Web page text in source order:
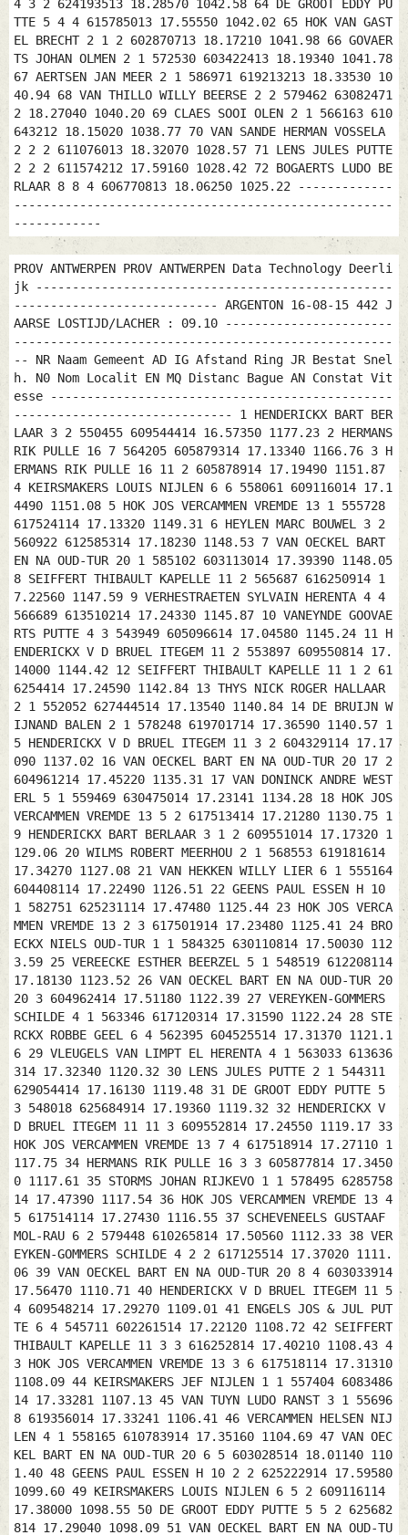
4 3 2 624193513 18.28570 1042.58 64 DE GROOT EDDY PU
TTE 5 4 4 615785013 17.55550 1042.02 65 HOK VAN GAST
EL BRECHT 2 1 2 602870713 18.17210 1041.98 66 GOVAER
TS JOHAN OLMEN 2 1 572530 603422413 18.19340 1041.78
67 AERTSEN JAN MEER 2 1 586971 619213213 18.33530 10
40.94 68 VAN THILLO WILLY BEERSE 2 2 579462 63082471
2 18.27040 1040.20 69 CLAES SOOI OLEN 2 1 566163 610
643212 18.15020 1038.77 70 VAN SANDE HERMAN VOSSELA
2 2 2 611076013 18.32070 1028.57 71 LENS JULES PUTTE
2 2 2 611574212 17.59160 1028.42 72 BOGAERTS LUDO BE
RLAAR 8 8 4 606770813 18.06250 1025.22 -------------
----------------------------------------------------
------------
PROV ANTWERPEN PROV ANTWERPEN Data Technology Deerlijk ----------------------------------------------------------------------------- ARGENTON 16-08-15 442 JAARSE LOSTIJD/LACHER : 09.10 ----------------------------------------------------------------------------- NR Naam Gemeent AD IG Afstand Ring JR Bestat Snelh. N0 Nom Localit EN MQ Distanc Bague AN Constat Vitesse ----------------------------------------------------------------------------- 1 HENDERICKX BART BERLAAR 3 2 550455 609544414 16.57350 1177.23 2 HERMANS RIK PULLE 16 7 564205 605879314 17.13340 1166.76 3 HERMANS RIK PULLE 16 11 2 605878914 17.19490 1151.87 4 KEIRSMAKERS LOUIS NIJLEN 6 6 558061 609116014 17.14490 1151.08 5 HOK JOS VERCAMMEN VREMDE 13 1 555728 617524114 17.13320 1149.31 6 HEYLEN MARC BOUWEL 3 2 560922 612585314 17.18230 1148.53 7 VAN OECKEL BART EN NA OUD-TUR 20 1 585102 603113014 17.39390 1148.05 8 SEIFFERT THIBAULT KAPELLE 11 2 565687 616250914 17.22560 1147.59 9 VERHESTRAETEN SYLVAIN HERENTA 4 4 566689 613510214 17.24330 1145.87 10 VANEYNDE GOOVAERTS PUTTE 4 3 543949 605096614 17.04580 1145.24 11 HENDERICKX V D BRUEL ITEGEM 11 2 553897 609550814 17.14000 1144.42 12 SEIFFERT THIBAULT KAPELLE 11 1 2 616254414 17.24590 1142.84 13 THYS NICK ROGER HALLAAR 2 1 552052 627444514 17.13540 1140.84 14 DE BRUIJN WIJNAND BALEN 2 1 578248 619701714 17.36590 1140.57 15 HENDERICKX V D BRUEL ITEGEM 11 3 2 604329114 17.17090 1137.02 16 VAN OECKEL BART EN NA OUD-TUR 20 17 2 604961214 17.45220 1135.31 17 VAN DONINCK ANDRE WESTERL 5 1 559469 630475014 17.23141 1134.28 18 HOK JOS VERCAMMEN VREMDE 13 5 2 617513414 17.21280 1130.75 19 HENDERICKX BART BERLAAR 3 1 2 609551014 17.17320 1129.06 20 WILMS ROBERT MEERHOU 2 1 568553 619181614 17.34270 1127.08 21 VAN HEKKEN WILLY LIER 6 1 555164 604408114 17.22490 1126.51 22 GEENS PAUL ESSEN H 10 1 582751 625231114 17.47480 1125.44 23 HOK JOS VERCAMMEN VREMDE 13 2 3 617501914 17.23480 1125.41 24 BROECKX NIELS OUD-TUR 1 1 584325 630110814 17.50030 1123.59 25 VEREECKE ESTHER BEERZEL 5 1 548519 612208114 17.18130 1123.52 26 VAN OECKEL BART EN NA OUD-TUR 20 20 3 604962414 17.51180 1122.39 27 VEREYKEN-GOMMERS SCHILDE 4 1 563346 617120314 17.31590 1122.24 28 STERCKX ROBBE GEEL 6 4 562395 604525514 17.31370 1121.16 29 VLEUGELS VAN LIMPT EL HERENTA 4 1 563033 613636314 17.32340 1120.32 30 LENS JULES PUTTE 2 1 544311 629054414 17.16130 1119.48 31 DE GROOT EDDY PUTTE 5 3 548018 625684914 17.19360 1119.32 32 HENDERICKX V D BRUEL ITEGEM 11 11 3 609552814 17.24550 1119.17 33 HOK JOS VERCAMMEN VREMDE 13 7 4 617518914 17.27110 1117.75 34 HERMANS RIK PULLE 16 3 3 605877814 17.34500 1117.61 35 STORMS JOHAN RIJKEVO 1 1 578495 628575814 17.47390 1117.54 36 HOK JOS VERCAMMEN VREMDE 13 4 5 617514114 17.27430 1116.55 37 SCHEVENEELS GUSTAAF MOL-RAU 6 2 579448 610265814 17.50560 1112.33 38 VEREYKEN-GOMMERS SCHILDE 4 2 2 617125514 17.37020 1111.06 39 VAN OECKEL BART EN NA OUD-TUR 20 8 4 603033914 17.56470 1110.71 40 HENDERICKX V D BRUEL ITEGEM 11 5 4 609548214 17.29270 1109.01 41 ENGELS JOS & JUL PUTTE 6 4 545711 602261514 17.22120 1108.72 42 SEIFFERT THIBAULT KAPELLE 11 3 3 616252814 17.40210 1108.43 43 HOK JOS VERCAMMEN VREMDE 13 3 6 617518114 17.31310 1108.09 44 KEIRSMAKERS JEF NIJLEN 1 1 557404 608348614 17.33281 1107.13 45 VAN TUYN LUDO RANST 3 1 556968 619356014 17.33241 1106.41 46 VERCAMMEN HELSEN NIJLEN 4 1 558165 610783914 17.35160 1104.69 47 VAN OECKEL BART EN NA OUD-TUR 20 6 5 603028514 18.01140 1101.40 48 GEENS PAUL ESSEN H 10 2 2 625222914 17.59580 1099.60 49 KEIRSMAKERS LOUIS NIJLEN 6 5 2 609116114 17.38000 1098.55 50 DE GROOT EDDY PUTTE 5 5 2 625682814 17.29040 1098.09 51 VAN OECKEL BART EN NA OUD-TUR 20 16 6 604960514 18.03440 1096.24 52 ANTONISSEN LEO NIEUWMO 4 3 579482 628884014 17.58510 1095.74 53 VAN GESTEL P J J RETIE 2 1 583866 619532614 18.03110 1095.06 54 HEYLEN MARC BOUWEL 3 1 2 612580314 17.42150 1095.02 55 HENDERICKX V D BRUEL ITEGEM 11 8 5 609552514 17.36020 1094.59 56 BELLENS ANDRE ZANDHOV 1 1 564284 623971714 17.45350 1094.46 57 HOK JOS VERCAMMEN VREMDE 13 8 7 617529514 17.37460 1094.46 58 VAN OECKEL BART EN NA OUD-TUR 20 9 7 603035214 18.05580 1091.68 59 GOVAERTS JOHAN OLMEN 4 1 572530 610263114 17.55400 1089.15 60 V.D.BERGH WIM KALMTHO 5 3 577799 629529614 18.01090 1087.83 61 HEYLEN EDMOND PULLE 7 3 560740 609912014 17.45430 1087.30 62 JOCHEMS-VAN HASSELT RIJKEVO 6 6 578929 617054014 18.03050 1086.00 63 VLAEMINCK MARC RAMSEL 2 1 552121 623609414 17.38309 1085.75 64 JOCHEMS-VAN HASSELT RIJKEVO 6 1 2 617042414 18.03140 1085.70 65 JOOSEN JOS BRECHT 2 2 576616 617575714 18.01100 1085.57 66 HERMANS RIK PULLE 16 9 4 605872914 17.50050 1084.84 67 SEIFFERT THIBAULT KAPELLE 11 4 4 616252714 17.52380 1082.38 68 HENDERICKX BART BERLAAR 3 3 3 609545414 17.38370 1082.26 69 HOK JOS VERCAMMEN VREMDE 13 10 8 617506514 17.43330 1082.13 70 HERMANS RIK PULLE 16 1 5 605877314 17.51270 1081.99 71 MERTENS WALTER MOL 2 1 573628 610344014 18.00220 1081.57 72 HENRIKSEN LARS BOJE ST KAT 2 1 546133 624772314 17.34571 1081.56 73 VAN HEKKEN WILLY LIER 6 5 2 604389614 17.43550 1080.26 74 VEREYKEN-GOMMERS SCHILDE 4 3 3 617127714 17.51310 1080.21 75 HENDERICKX V D BRUEL ITEGEM 11 10 6 609554814 17.42490 1080.11 76 JOCHEMS-VAN HASSELT RIJKEVO 6 3 3 617040714 18.06000 1080.09 77 VAN GENECHTEN THEO VORSELA 2 1 565206 621395614 17.53520 1078.91 78 VANEYNDE GOOVAERTS PUTTE 4 2 2 605083114 17.34270 1078.30 79 PEETERS-VAN CROMBRUGG NIJLEN 1 1 559538 610741114 17.49180 1077.49 80 PLUYS DENIS NIJLEN 8 5 559348 629553414 17.49340 1076.57 81 HERMANS RIK PULLE 16 6 6 605878014 17.54180 1076.11 82 HEYLEN MARC BOUWEL 3 3 3 612586314 17.51180 1076.01 83 PINXTEREN ROLAND BRASSCH 6 1 567076 611331114 17.57320 1074.96 84 GEENS PAUL ESSEN H 10 4 3 407157214 18.12130 1074.76 85 DAEMS & ZOON BEVEL 4 1 556328 608123914 17.47520 1074.27 86 BERTELS ALOIS RETIE 2 2 583851 619612614 18.13539 1073.46 87 HOK JOS VERCAMMEN VREMDE 13 6 9 617525414 17.47580 1072.90 88 VAN HEKKEN WILLY LIER 6 6 3 604411214 17.47350 1072.61 89 STERCKX ROBBE GEEL 6 2 2 618913514 17.54240 1072.45 90 STERCKX ROBBE GEEL 6 3 3 618911414 17.54280 1072.32 91 HERMANS RIK PULLE 16 15 7 605871014 17.57330 1069.48 92 KEIRSMAKERS LOUIS NIJLEN 6 1 3 609115614 17.52150 1068.57 93 IWENS DONALD LIER 2 1 551016 618679614 17.47270 1064.87 94 RUYMAEKERS VREYS SCHRIEK 2 1 545933 605150614 17.43240 1063.37 95 WENDRICKX VLEUGELS HULSHOU 5 3 553425 623689614 17.50310 1063.22 96 JOCHEMS-VAN HASSELT RIJKEVO 6 5 4 617047014 18.14500 1062.58 97 VOET JOZEF RAMSEL 1 1 552083 626891914 17.49400 1062.38 98 HENDERICKX V D BRUEL ITEGEM 11 9 7 609546814 17.52410 1059.72 99 GEERINCKX LUC&BART&JU WOMMELG 2 1 558366 617401814 17.56560 1059.65 100 VAN OECKEL BART EN NA OUD-TUR 20 7 8 630101214 18.22510 1058.34 101 BERTELS ALOIS RETIE 2 1 2